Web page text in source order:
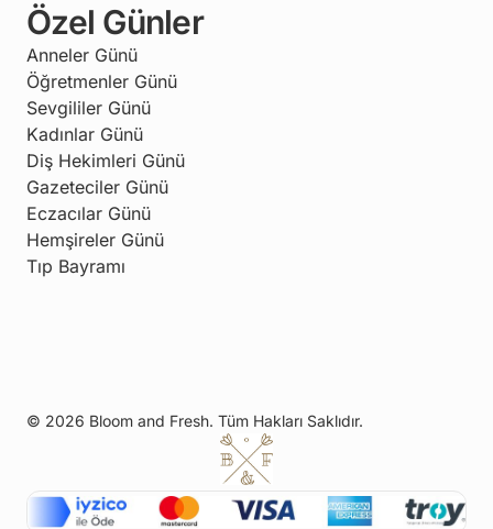
Özel Günler
Anneler Günü
Öğretmenler Günü
Sevgililer Günü
Kadınlar Günü
Diş Hekimleri Günü
Gazeteciler Günü
Eczacılar Günü
Hemşireler Günü
Tıp Bayramı
© 2026 Bloom and Fresh. Tüm Hakları Saklıdır.